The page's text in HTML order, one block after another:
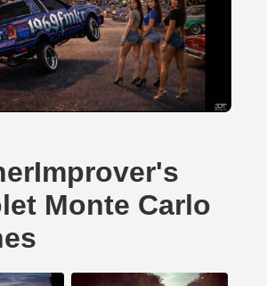
Monte Carlo